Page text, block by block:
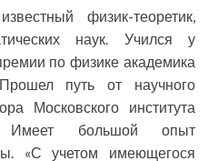
физик-теоретик,
наук. Учился у
по физике академика
путь от научного
Московского института
большой опыт
«С учетом имеющегося